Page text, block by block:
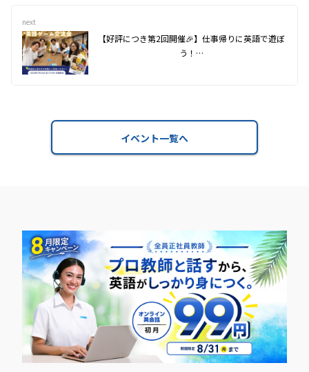
next
【好評につき第2回開催🎉】仕事帰りに英語で遊ぼ
う！…
イベント一覧へ